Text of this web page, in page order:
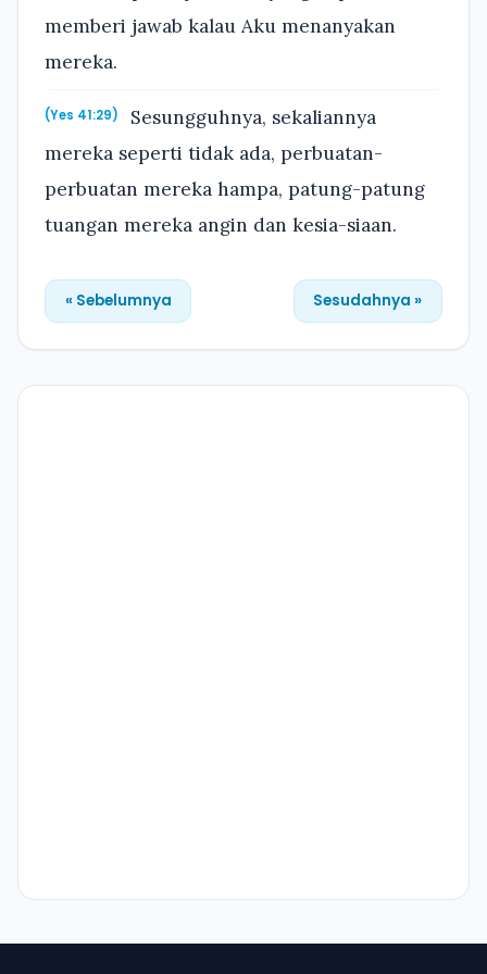
memberi jawab kalau Aku menanyakan
mereka.
(Yes 41:29)
Sesungguhnya, sekaliannya
mereka seperti tidak ada, perbuatan-
perbuatan mereka hampa, patung-patung
tuangan mereka angin dan kesia-siaan.
« Sebelumnya Sesudahnya »